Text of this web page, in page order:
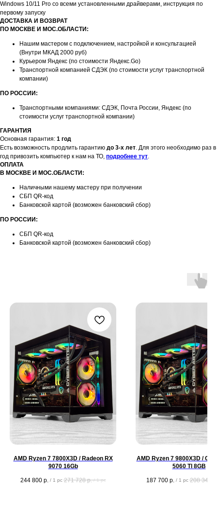
Windows 10/11 Pro со всеми установленными драйверами, инструкция по
первому запуску
ДОСТАВКА И ВОЗВРАТ
ПО МОСКВЕ И МОС.ОБЛАСТИ:
Нашим мастером с подключением, настройкой и консультацией
(Внутри МКАД 2000 руб)
Курьером Яндекс (по стоимости Яндекс.Go)
Транспортной компанией СДЭК (по стоимости услуг транспортной
компании)
ПО РОССИИ:
Транспортными компаниями: СДЭК, Почта России, Яндекс (по
стоимости услуг транспортной компании)
ГАРАНТИЯ
Основная гарантия: 1 год
Есть возможность продлить гарантию до 3-х лет. Для этого необходимо раз в
год привозить компьютер к нам на ТО, подробнее тут.
ОПЛАТА
В МОСКВЕ И МОС.ОБЛАСТИ:
Наличными нашему мастеру при получении
СБП QR-код
Банковской картой (возможен банковский сбор)
ПО РОССИИ:
СБП QR-код
Банковской картой (возможен банковский сбор)
AMD Ryzen 7 7800X3D / Radeon RX
9070 16Gb
244 800 р. / 1 pc 271 728 р. / 1 pc
AMD Ryzen 7 9800X3D /
5060 TI 8GB
187 700 р. / 1 pc 208 347